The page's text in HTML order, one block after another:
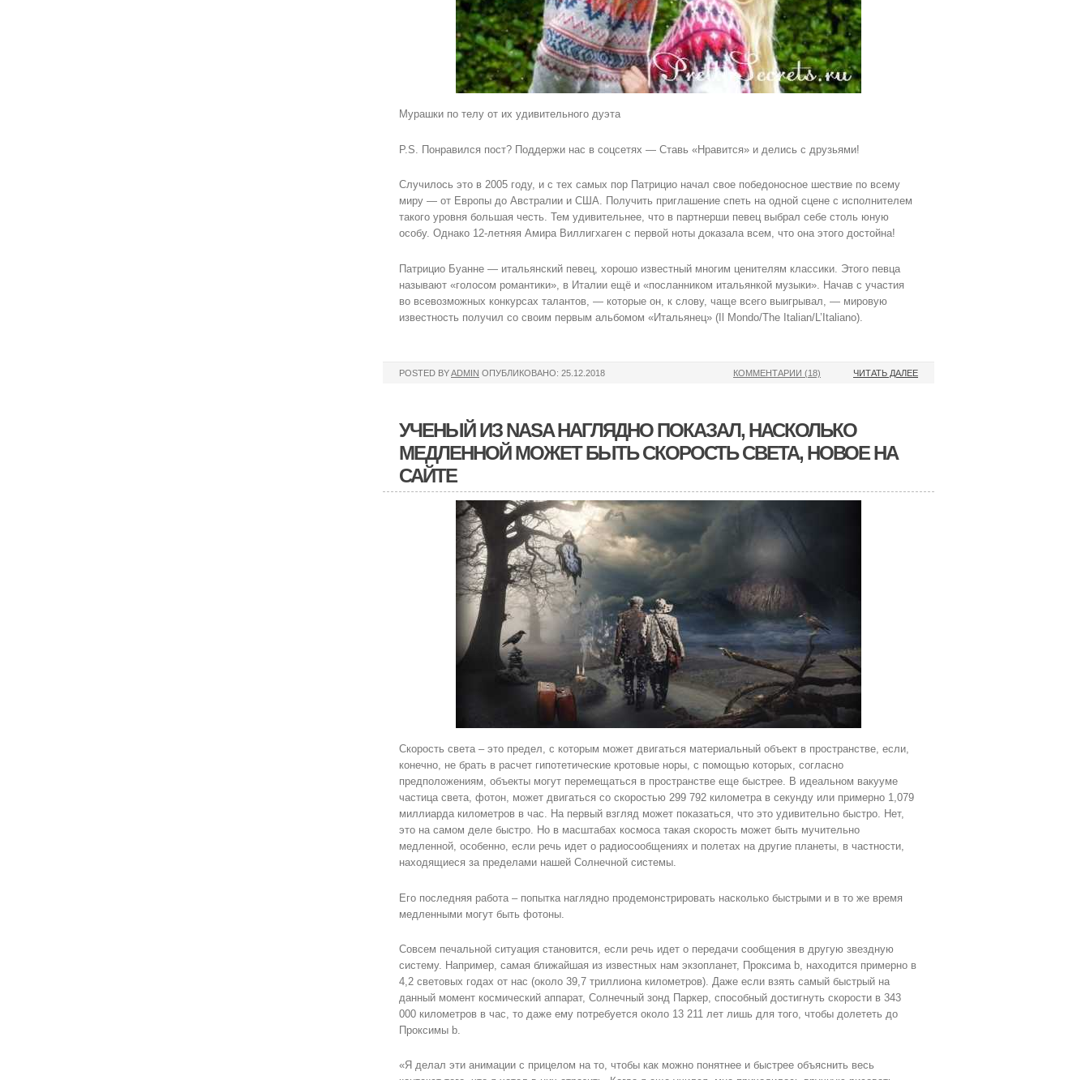
Мурашки по телу от их удивительного дуэта
P.S. Понравился пост? Поддержи нас в соцсетях — Ставь «Нравится» и делись с друзьями!
Случилось это в 2005 году, и с тех самых пор Патрицио начал свое победоносное шествие по всему
миру — от Европы до Австралии и США. Получить приглашение спеть на одной сцене с исполнителем
такого уровня большая честь. Тем удивительнее, что в партнерши певец выбрал себе столь юную
особу. Однако 12-летняя Амира Виллигхаген с первой ноты доказала всем, что она этого достойна!
Патрицио Буанне — итальянский певец, хорошо известный многим ценителям классики. Этого певца
называют «голосом романтики», в Италии ещё и «посланником итальянкой музыки». Начав с участия
во всевозможных конкурсах талантов, — которые он, к слову, чаще всего выигрывал, — мировую
известность получил со своим первым альбомом «Итальянец» (Il Mondo/The Italian/L’Italiano).
POSTED BYADMIN ОПУБЛИКОВАНО: 25.12.2018 ЧИТАТЬ ДАЛЕЕ
КОММЕНТАРИИ (18)
УЧЕНЫЙ ИЗ NASA НАГЛЯДНО ПОКАЗАЛ, НАСКОЛЬКО
МЕДЛЕННОЙ МОЖЕТ БЫТЬ СКОРОСТЬ СВЕТА, НОВОЕ НА
САЙТЕ
Скорость света – это предел, с которым может двигаться материальный объект в пространстве, если,
конечно, не брать в расчет гипотетические кротовые норы, с помощью которых, согласно
предположениям, объекты могут перемещаться в пространстве еще быстрее. В идеальном вакууме
частица света, фотон, может двигаться со скоростью 299 792 километра в секунду или примерно 1,079
миллиарда километров в час. На первый взгляд может показаться, что это удивительно быстро. Нет,
это на самом деле быстро. Но в масштабах космоса такая скорость может быть мучительно
медленной, особенно, если речь идет о радиосообщениях и полетах на другие планеты, в частности,
находящиеся за пределами нашей Солнечной системы.
Его последняя работа – попытка наглядно продемонстрировать насколько быстрыми и в то же время
медленными могут быть фотоны.
Совсем печальной ситуация становится, если речь идет о передачи сообщения в другую звездную
систему. Например, самая ближайшая из известных нам экзопланет, Проксима b, находится примерно в
4,2 световых годах от нас (около 39,7 триллиона километров). Даже если взять самый быстрый на
данный момент космический аппарат, Солнечный зонд Паркер, способный достигнуть скорости в 343
000 километров в час, то даже ему потребуется около 13 211 лет лишь для того, чтобы долететь до
Проксимы b.
«Я делал эти анимации с прицелом на то, чтобы как можно понятнее и быстрее объяснить весь